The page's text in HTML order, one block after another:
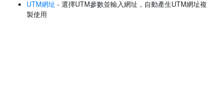
UTM網址 - 選擇UTM參數並輸入網址，自動產生UTM網址複
製使用